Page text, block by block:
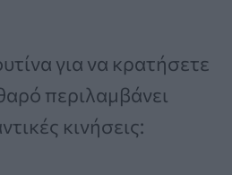
για να κρατήσετε
περιλαμβάνει
κινήσεις: